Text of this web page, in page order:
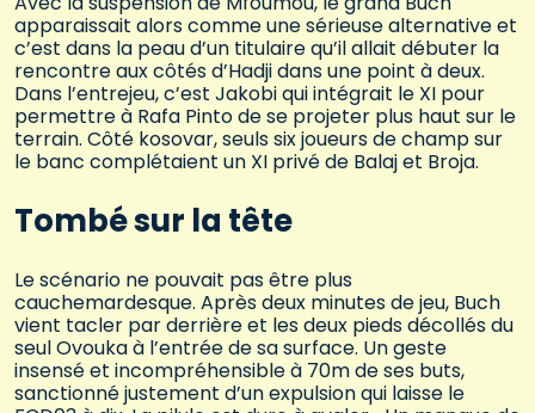
apparaissait alors comme une sérieuse alternative et
c’est dans la peau d’un titulaire qu’il allait débuter la
rencontre aux côtés d’Hadji dans une point à deux.
Dans l’entrejeu, c’est Jakobi qui intégrait le XI pour
permettre à Rafa Pinto de se projeter plus haut sur le
terrain. Côté kosovar, seuls six joueurs de champ sur
le banc complétaient un XI privé de Balaj et Broja.
Tombé sur la tête
Le scénario ne pouvait pas être plus
cauchemardesque. Après deux minutes de jeu, Buch
vient tacler par derrière et les deux pieds décollés du
seul Ovouka à l’entrée de sa surface. Un geste
insensé et incompréhensible à 70m de ses buts,
sanctionné justement d’un expulsion qui laisse le